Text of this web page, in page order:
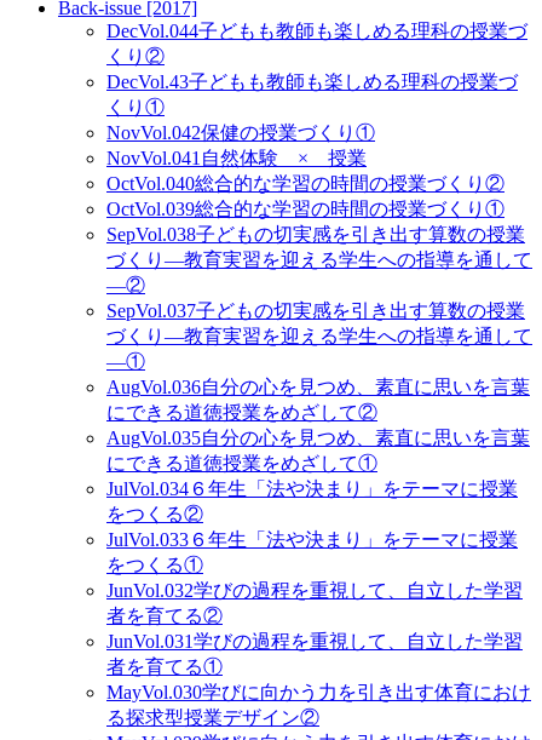
Back-issue [2017]
DecVol.044子どもも教師も楽しめる理科の授業づ
くり②
DecVol.43子どもも教師も楽しめる理科の授業づ
くり①
NovVol.042保健の授業づくり①
NovVol.041 自然体験 × 授業
OctVol.040総合的な学習の時間の授業づくり②
OctVol.039総合的な学習の時間の授業づくり①
SepVol.038子どもの切実感を引き出す算数の授業
づくり―教育実習を迎える学生への指導を通して
―②
SepVol.037子どもの切実感を引き出す算数の授業
づくり—教育実習を迎える学生への指導を通して
—①
AugVol.036自分の心を見つめ、素直に思いを言葉
にできる道徳授業をめざして②
AugVol.035自分の心を見つめ、素直に思いを言葉
にできる道徳授業をめざして①
JulVol.034 ６年生「法や決まり」をテーマに授業
をつくる②
JulVol.033 ６年生「法や決まり」をテーマに授業
をつくる①
JunVol.032学びの過程を重視して、自立した学習
者を育てる②
JunVol.031学びの過程を重視して、自立した学習
者を育てる①
MayVol.030学びに向かう力を引き出す体育におけ
る探求型授業デザイン②